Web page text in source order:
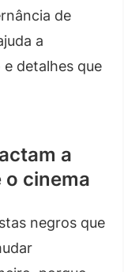
de
a
detalhes que
a
cinema
negros que